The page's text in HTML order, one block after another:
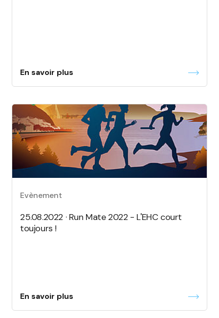
En savoir plus
Evènement
25.08.2022 · Run Mate 2022 - L'EHC court
toujours !
En savoir plus